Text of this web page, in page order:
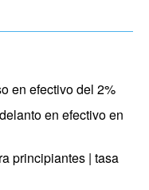
en efectivo del 2%
en efectivo en
principiantes | tasa